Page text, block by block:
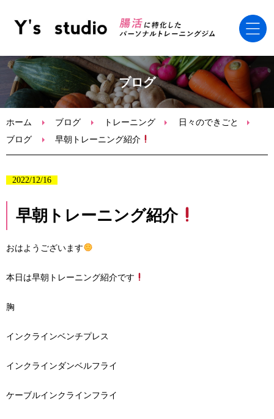
ホーム
初めての方へ
腸活トレーニングコース
体験申込・問い合わせ
ブログ
ホーム ブログ トレーニング
日々のできごと
ブログ
早朝トレーニング紹介
2022/12/16
早朝トレーニング紹介
おはようございます
本日は早朝トレーニング紹介です
胸
インクラインベンチプレス
インクラインダンベルフライ
ケーブルインクラインフライ